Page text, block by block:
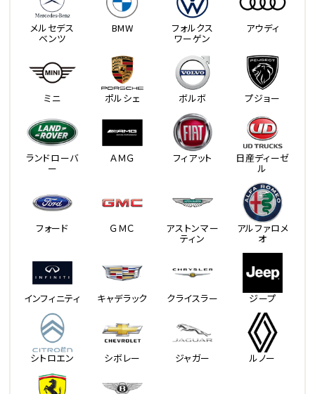
メルセデス
ベンツ
BMW フォルクス
ワーゲン
アウディ
ミニ ポルシェ ボルボ プジョー
ランドローバ
ー
ＡＭＧ フィアット 日産ディーゼ
ル
フォード ＧＭＣ アストンマー
ティン
アルファロメ
オ
インフィニティ キャデラック クライスラー ジープ
シトロエン シボレー ジャガー ルノー